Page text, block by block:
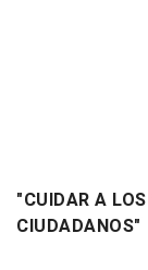
"CUIDAR A
CIUDADANOS"